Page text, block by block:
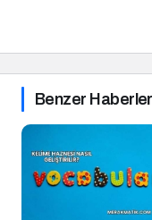
Benzer Haberler